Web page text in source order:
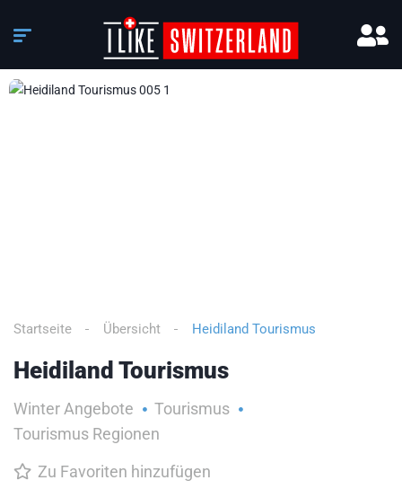
Startseite Übersicht Heidiland Tourismus
Heidiland Tourismus
Winter Angebote
Tourismus
Tourismus Regionen
Zu Favoriten hinzufügen